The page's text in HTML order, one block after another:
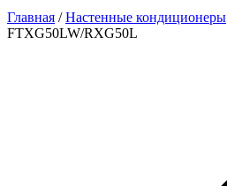
Главная /Настенные кондиционеры
FTXG50LW/RXG50L